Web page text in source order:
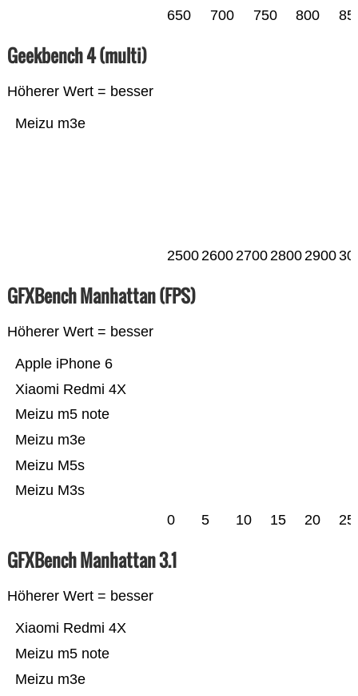
650 700 750 800
Geekbench 4 (multi)
Höherer Wert = besser
Meizu m3e
25002600270028002900
GFXBench Manhattan (FPS)
Höherer Wert = besser
Meizu M3s
Meizu M5s
Meizu m3e
Meizu m5 note
Xiaomi Redmi 4X
Apple iPhone 6
0 5 10 15 20 25
GFXBench Manhattan 3.1
Höherer Wert = besser
Meizu m3e
Meizu m5 note
Xiaomi Redmi 4X